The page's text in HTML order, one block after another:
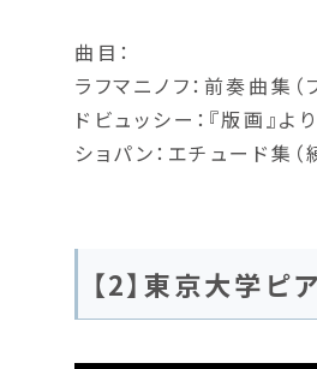
曲目：
ラフマニノフ：前奏曲集
ドビュッシー：『版画』よ
ショパン：エチュード
【2】東京大学